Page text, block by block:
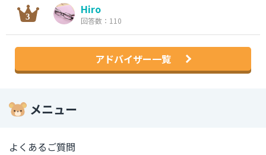
Hiro
回答数：110
アドバイザー一覧
メニュー
よくあるご質問